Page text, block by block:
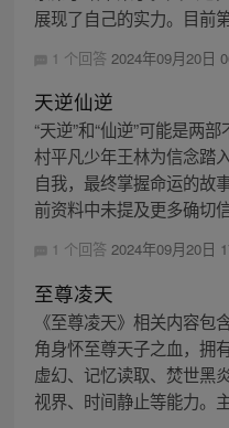
展现了自己的实力。目前
1 个回答 2024年09月20日
天逆仙逆
“天逆”和“仙逆”可能是两
村平凡少年王林为信念踏
自我，最终掌握命运的故
前资料中未提及更多确切信
1 个回答 2024年09月20日
至尊凌天
《至尊凌天》相关内容包
角身怀至尊天子之血，拥
虚幻、记忆读取、焚世黑
视界、时间静止等能力。